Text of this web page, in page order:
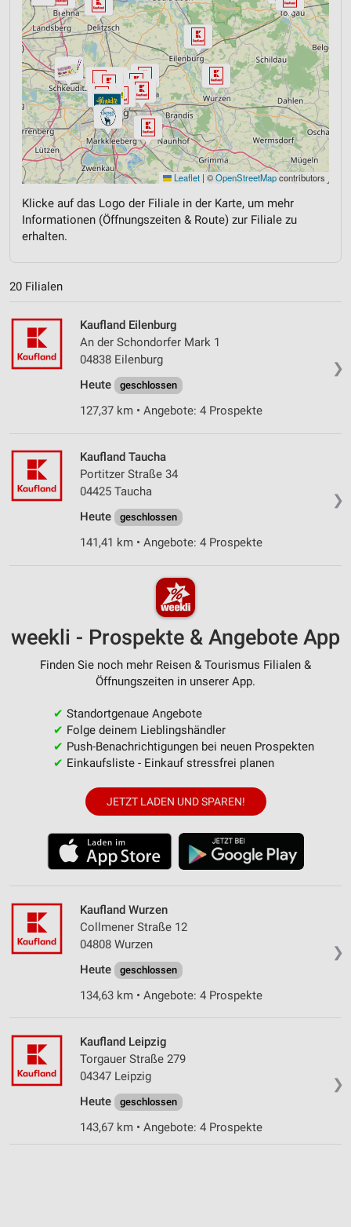
Leaflet | ©OpenStreetMapcontributors
Klicke auf das Logo der Filiale in der Karte, um mehr
Informationen (Öffnungszeiten & Route) zur Filiale zu
erhalten.
20 Filialen
❯
Kaufland Eilenburg
An der Schondorfer Mark 1
04838 Eilenburg
Heute
geschlossen
127,37 km • Angebote: 4 Prospekte
❯
Kaufland Taucha
Portitzer Straße 34
04425 Taucha
Heute
geschlossen
141,41 km • Angebote: 4 Prospekte
weekli - Prospekte & Angebote App
Finden Sie noch mehr Reisen & Tourismus Filialen &
Öffnungszeiten in unserer App.
✔ Standortgenaue Angebote
✔ Folge deinem Lieblingshändler
✔ Push-Benachrichtigungen bei neuen Prospekten
✔ Einkaufsliste - Einkauf stressfrei planen
JETZT LADEN UND SPAREN!
❯
Kaufland Wurzen
Collmener Straße 12
04808 Wurzen
Heute
geschlossen
134,63 km • Angebote: 4 Prospekte
❯
Kaufland Leipzig
Torgauer Straße 279
04347 Leipzig
Heute
geschlossen
143,67 km • Angebote: 4 Prospekte